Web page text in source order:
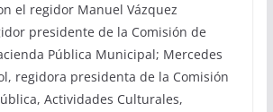
el regidor Manuel Vázquez
presidente de la Comisión de
Pública Municipal; Mercedes
regidora presidenta de la Comisión
Actividades Culturales,